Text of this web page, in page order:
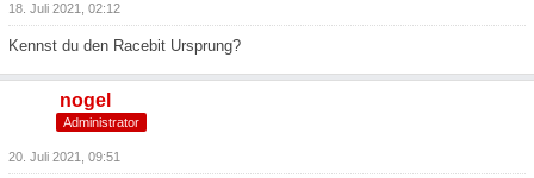
18. Juli 2021, 02:12
Kennst du den Racebit Ursprung?
nogel
Administrator
20. Juli 2021, 09:51